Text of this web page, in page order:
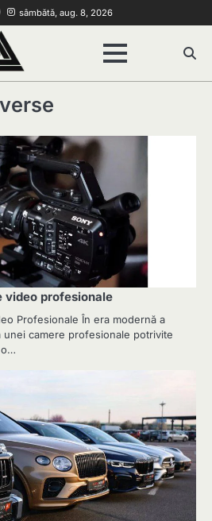
Youtube
Instagram
sâmbătă, aug. 8, 2026
video profesionale
Profesionale În era modernă a
camere profesionale potrivite
o…